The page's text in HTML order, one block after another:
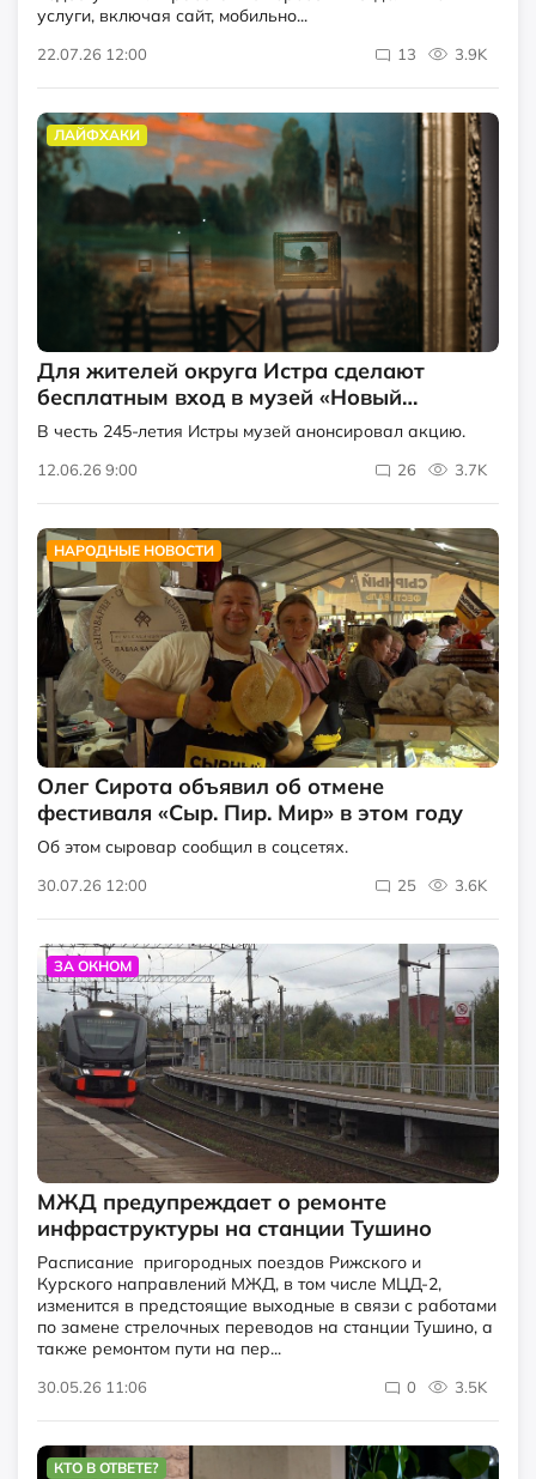
услуги, включая сайт, мобильно...
22.07.26 12:00 13 3.9K
ЛАЙФХАКИ
Для жителей округа Истра сделают
бесплатным вход в музей «Новый
Иерусалим»
В честь 245-летия Истры музей анонсировал акцию.
12.06.26 9:00 26 3.7K
НАРОДНЫЕ НОВОСТИ
Олег Сирота объявил об отмене
фестиваля «Сыр. Пир. Мир» в этом году
Об этом сыровар сообщил в соцсетях.
30.07.26 12:00 25 3.6K
ЗА ОКНОМ
МЖД предупреждает о ремонте
инфраструктуры на станции Тушино
Расписание пригородных поездов Рижского и
Курского направлений МЖД, в том числе МЦД-2,
изменится в предстоящие выходные в связи с работами
по замене стрелочных переводов на станции Тушино, а
также ремонтом пути на пер...
30.05.26 11:06 0 3.5K
КТО В ОТВЕТЕ?